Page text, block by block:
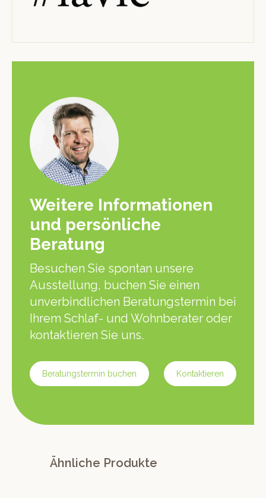
Weitere Informationen
und persönliche
Beratung
Besuchen Sie spontan unsere
Ausstellung, buchen Sie einen
unverbindlichen Beratungstermin bei
Ihrem Schlaf- und Wohnberater oder
kontaktieren Sie uns.
Beratungstermin buchen Kontaktieren
Ähnliche Produkte